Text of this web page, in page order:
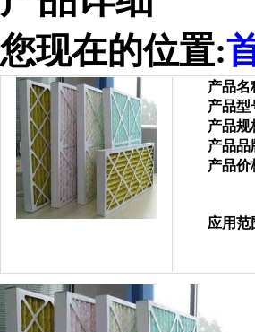
您现在的位置:
产品名
产品型
产品规
产品品
产品价
应用范